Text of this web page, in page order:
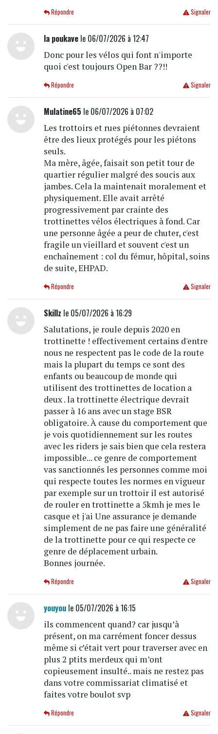
Signaler
Répondre
la poukavele 06/07/2026 à 12:47
Donc pour les vélos qui font n'importe
quoi c'est toujours Open Bar ??!!
Signaler
Répondre
Mulatine65 le 06/07/2026 à 07:02
Les trottoirs et rues piétonnes devraient
être des lieux protégés pour les piétons
seuls.
Ma mère, âgée, faisait son petit tour de
quartier régulier malgré des soucis aux
jambes. Cela la maintenait moralement et
physiquement. Elle avait arrêté
progressivement par crainte des
trottinettes vélos électriques à fond. Car
une personne âgée a peur de chuter, c'est
fragile un vieillard et souvent c'est un
enchaînement : col du fémur, hôpital, soins
de suite, EHPAD.
Signaler
Répondre
Skillz le 05/07/2026 à 16:29
Salutations, je roule depuis 2020 en
trottinette ! effectivement certains d'entre
nous ne respectent pas le code de la route
mais la plupart du temps ce sont des
enfants ou beaucoup de monde qui
utilisent des trottinettes de location a
deux . la trottinette électrique devrait
passer à 16 ans avec un stage BSR
obligatoire. À cause du comportement que
je vois quotidiennement sur les routes
avec les riders je sais bien que cela restera
impossible... ce genre de comportement
vas sanctionnés les personnes comme moi
qui respecte toutes les normes en vigueur
par exemple sur un trottoir il est autorisé
de rouler en trottinette a 5kmh je mes le
casque et j'ai Une assurance je demande
simplement de ne pas faire une généralité
de la trottinette pour ce qui respecte ce
genre de déplacement urbain.
Bonnes journée.
Signaler
Répondre
youyoule 05/07/2026 à 16:15
ils commencent quand? car jusqu’à
présent, on ma carrément foncer dessus
même si c’était vert pour traverser avec en
plus 2 ptits merdeux qui m’ont
copieusement insulté.. mais ne restez pas
dans votre commissariat climatisé et
faites votre boulot svp
Signaler
Répondre